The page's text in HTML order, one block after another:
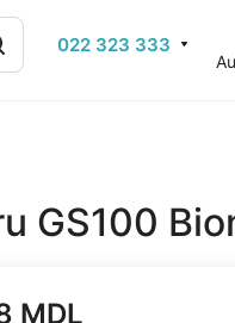
022 323 333
GS100
MDL